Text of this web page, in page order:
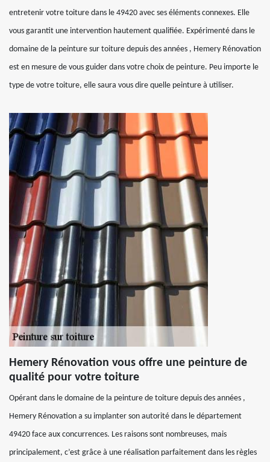
entretenir votre toiture dans le 49420 avec ses éléments connexes. Elle
vous garantit une intervention hautement qualifiée. Expérimenté dans le
domaine de la peinture sur toiture depuis des années , Hemery Rénovation
est en mesure de vous guider dans votre choix de peinture. Peu importe le
type de votre toiture, elle saura vous dire quelle peinture à utiliser.
Hemery Rénovation vous offre une peinture de
qualité pour votre toiture
Opérant dans le domaine de la peinture de toiture depuis des années ,
Hemery Rénovation a su implanter son autorité dans le département
49420 face aux concurrences. Les raisons sont nombreuses, mais
principalement, c’est grâce à une réalisation parfaitement dans les règles